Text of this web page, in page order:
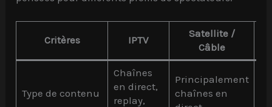
Critères IPTV
Satellite /
Câble
Type de contenu
Chaînes
en direct,
replay,
Principalement
chaînes en